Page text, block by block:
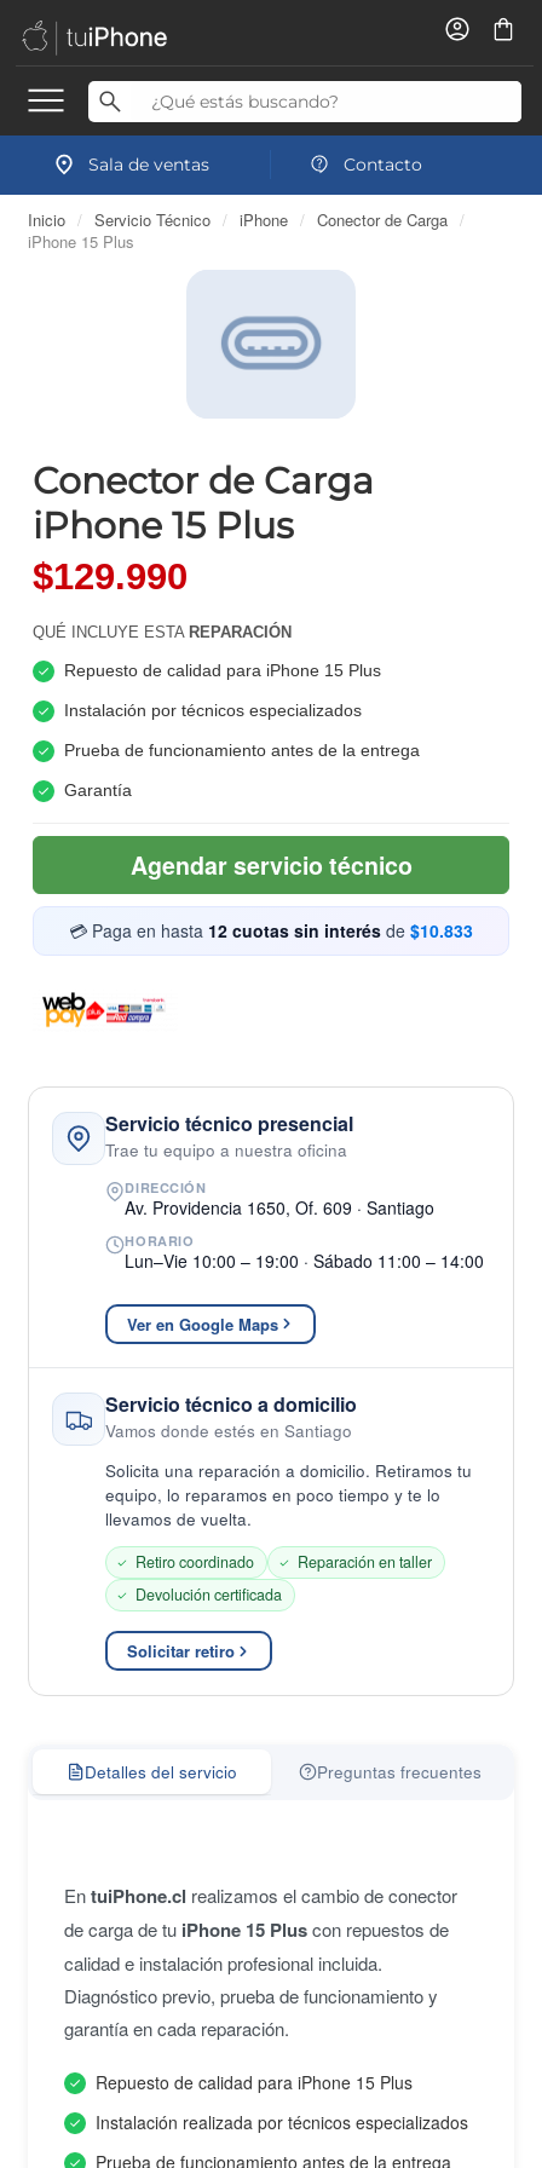
Sala de ventas Contacto
Inicio / Servicio Técnico / iPhone / Conector de Carga /
iPhone 15 Plus
Conector de Carga
iPhone 15 Plus
$129.990
QUÉ INCLUYE ESTA REPARACIÓN
Repuesto de calidad para iPhone 15 Plus
Instalación por técnicos especializados
Prueba de funcionamiento antes de la entrega
Garantía
Agendar servicio técnico
💳 Paga en hasta 12 cuotas sin interés de $10.833
Servicio técnico presencial
Trae tu equipo a nuestra oficina
DIRECCIÓN
Av. Providencia 1650, Of. 609 · Santiago
HORARIO
Lun–Vie 10:00 – 19:00 · Sábado 11:00 – 14:00
Ver en Google Maps
Servicio técnico a domicilio
Vamos donde estés en Santiago
Solicita una reparación a domicilio. Retiramos tu
equipo, lo reparamos en poco tiempo y te lo
llevamos de vuelta.
Retiro coordinado
Reparación en taller
Devolución certificada
Solicitar retiro
Detalles del servicio Preguntas frecuentes
EntuiPhone.cl realizamos el cambio de conector
de carga de tu iPhone 15 Pluscon repuestos de
calidad e instalación profesional incluida.
Diagnóstico previo, prueba de funcionamiento y
garantía en cada reparación.
Repuesto de calidad para iPhone 15 Plus
Instalación realizada por técnicos especializados
Prueba de funcionamiento antes de la entrega